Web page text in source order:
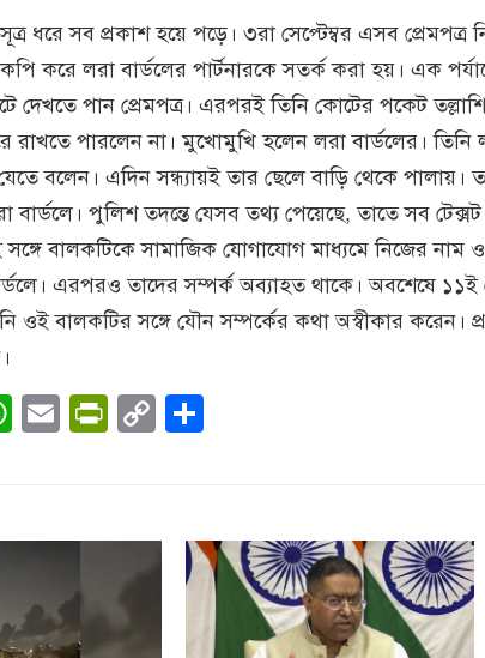
সূত্র ধরে সব প্রকাশ হয়ে পড়ে। ৩রা সেপ্টেম্বর এসব
করে লরা বার্ডলের পার্টনারকে সতর্ক করা হয়। এক
দেখতে পান প্রেমপত্র। এরপরই তিনি কোটের পকেট
পারলেন না। মুখোমুখি হলেন লরা বার্ডলের। তিনি
বলেন। এদিন সন্ধ্যায়ই তার ছেলে বাড়ি থেকে পালায়।
বার্ডলে। পুলিশ তদন্তে যেসব তথ্য পেয়েছে, তাতে সব
বালকটিকে সামাজিক যোগাযোগ মাধ্যমে নিজের নাম
এরপরও তাদের সম্পর্ক অব্যাহত থাকে। অবশেষে ১১ই
ওই বালকটির সঙ্গে যৌন সম্পর্কের কথা অস্বীকার করেন।
WhatsApp
EmailPrintFriendly
Copy
Link